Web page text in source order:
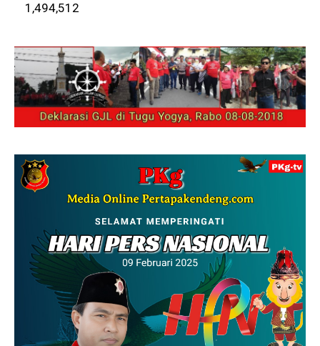
1,494,512